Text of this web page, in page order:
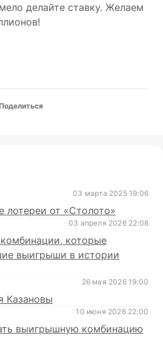
делайте ставку. Желаем
Поделиться
03 марта 2025 19:06
от «Столото»
03 апреля 2026 22:08
которые
выигрыши в истории
26 мая 2026 19:00
Казановы
10 июня 2026 22:00
выигрышную комбинацию